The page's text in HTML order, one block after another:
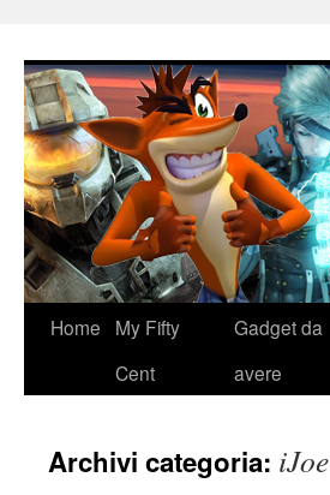
VaiHome
My Fifty
Cent
Gadget da
avere
Archivi categoria: iJoe